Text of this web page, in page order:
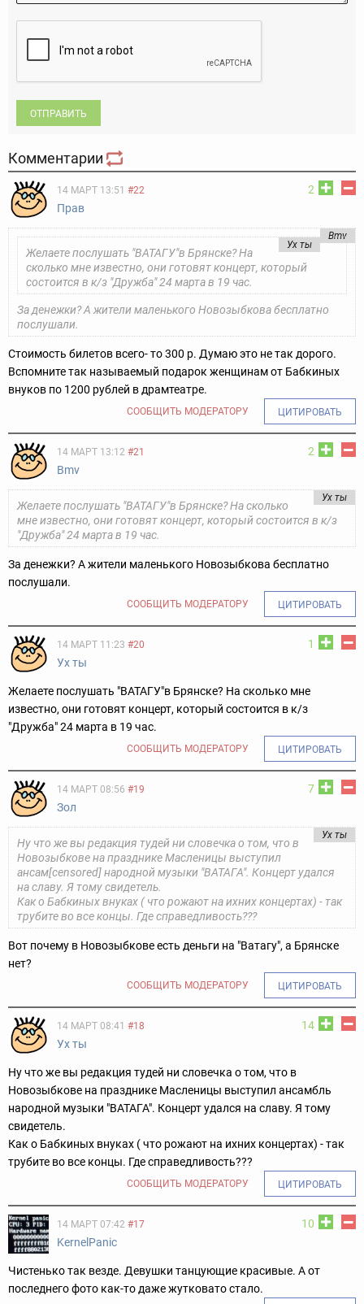
ОТПРАВИТЬ
Комментарии
2
14 МАРТ 13:51 #22
Прав
Bmv
Ух ты
Желаете послушать "ВАТАГУ"в Брянске? На
сколько мне известно, они готовят концерт, который
состоится в к/з "Дружба" 24 марта в 19 час.
За денежки? А жители маленького Новозыбкова бесплатно
послушали.
Стоимость билетов всего- то 300 р. Думаю это не так дорого.
Вспомните так называемый подарок женщинам от Бабкиных
внуков по 1200 рублей в драмтеатре.
СООБЩИТЬ МОДЕРАТОРУ ЦИТИРОВАТЬ
2
14 МАРТ 13:12 #21
Bmv
Ух ты
Желаете послушать "ВАТАГУ"в Брянске? На сколько
мне известно, они готовят концерт, который состоится в к/з
"Дружба" 24 марта в 19 час.
За денежки? А жители маленького Новозыбкова бесплатно
послушали.
СООБЩИТЬ МОДЕРАТОРУ ЦИТИРОВАТЬ
1
14 МАРТ 11:23 #20
Ух ты
Желаете послушать "ВАТАГУ"в Брянске? На сколько мне
известно, они готовят концерт, который состоится в к/з
"Дружба" 24 марта в 19 час.
СООБЩИТЬ МОДЕРАТОРУ ЦИТИРОВАТЬ
7
14 МАРТ 08:56 #19
Зол
Ух ты
Ну что же вы редакция тудей ни словечка о том, что в
Новозыбкове на празднике Масленицы выступил
ансам[censored] народной музыки "ВАТАГА". Концерт удался
на славу. Я тому свидетель.
Как о Бабкиных внуках ( что рожают на ихних концертах) - так
трубите во все концы. Где справедливость???
Вот почему в Новозыбкове есть деньги на "Ватагу", а Брянске
нет?
СООБЩИТЬ МОДЕРАТОРУ ЦИТИРОВАТЬ
14
14 МАРТ 08:41 #18
Ух ты
Ну что же вы редакция тудей ни словечка о том, что в
Новозыбкове на празднике Масленицы выступил ансамбль
народной музыки "ВАТАГА". Концерт удался на славу. Я тому
свидетель.
Как о Бабкиных внуках ( что рожают на ихних концертах) - так
трубите во все концы. Где справедливость???
СООБЩИТЬ МОДЕРАТОРУ ЦИТИРОВАТЬ
10
14 МАРТ 07:42 #17
KernelPanic
Чистенько так везде. Девушки танцующие красивые. А от
последнего фото как-то даже жутковато стало.